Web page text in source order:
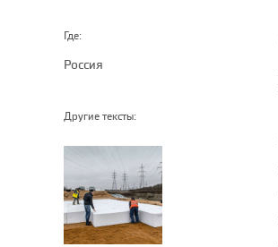
Где:
Россия
Другие тексты: